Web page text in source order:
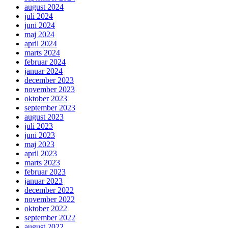
august 2024
juli 2024
juni 2024
maj 2024
april 2024
marts 2024
februar 2024
januar 2024
december 2023
november 2023
oktober 2023
september 2023
august 2023
juli 2023
juni 2023
maj 2023
april 2023
marts 2023
februar 2023
januar 2023
december 2022
november 2022
oktober 2022
september 2022